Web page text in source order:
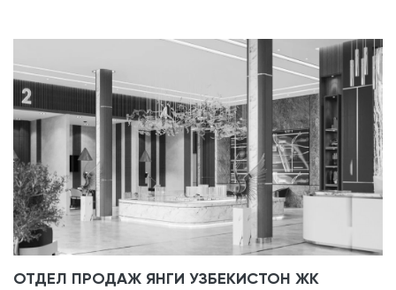
ОТДЕЛ ПРОДАЖ ЯНГИ УЗБЕКИСТОН ЖК